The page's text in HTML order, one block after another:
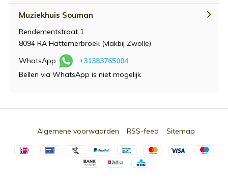
Muziekhuis Souman
Rendementstraat 1
8094 RA Hattemerbroek (vlakbij Zwolle)
WhatsApp
+31383765004
Bellen via WhatsApp is niet mogelijk
Algemene voorwaarden RSS-feed Sitemap